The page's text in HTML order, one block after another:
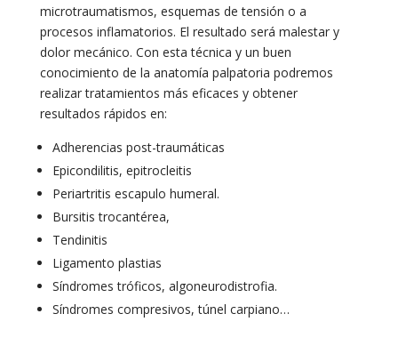
microtraumatismos, esquemas de tensión o a
procesos inflamatorios. El resultado será malestar y
dolor mecánico. Con esta técnica y un buen
conocimiento de la anatomía palpatoria podremos
realizar tratamientos más eficaces y obtener
resultados rápidos en:
Adherencias post-traumáticas
Epicondilitis, epitrocleitis
Periartritis escapulo humeral.
Bursitis trocantérea,
Tendinitis
Ligamento plastias
Síndromes tróficos, algoneurodistrofia.
Síndromes compresivos, túnel carpiano…